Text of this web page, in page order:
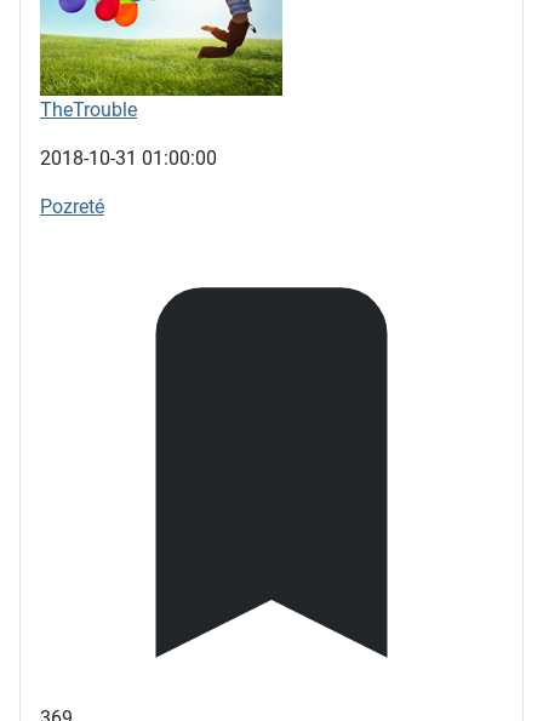
TheTrouble
2018-10-31 01:00:00
Pozreté